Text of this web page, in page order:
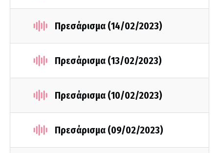
Πρεσάρισμα (14/02/2023)
Πρεσάρισμα (13/02/2023)
Πρεσάρισμα (10/02/2023)
Πρεσάρισμα (09/02/2023)